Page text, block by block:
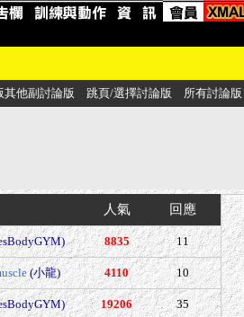
其他副討論版 跳頁/選擇討論版 所有討論版
人氣 回應
8835 11
(小龍) 4110 10
19206 35